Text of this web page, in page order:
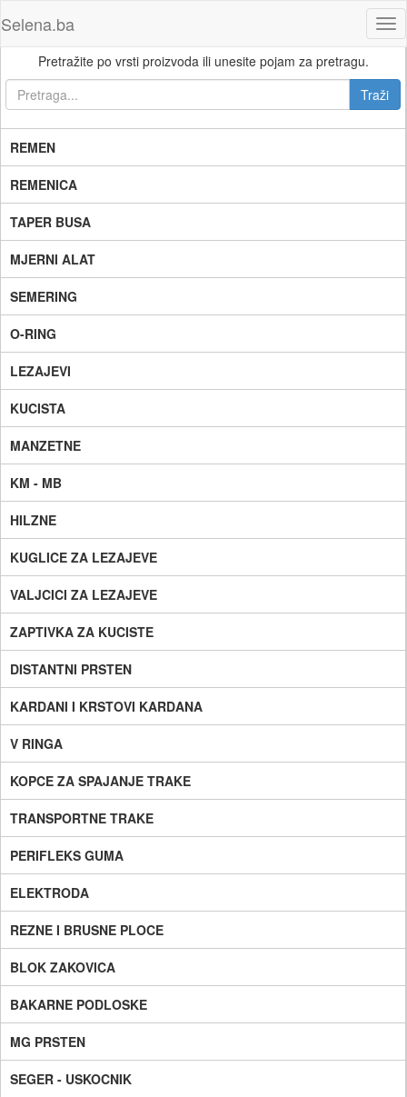
Selena.ba
Pretražite po vrsti proizvoda ili unesite pojam za pretragu.
REMEN
REMENICA
TAPER BUSA
MJERNI ALAT
SEMERING
O-RING
LEZAJEVI
KUCISTA
MANZETNE
KM - MB
HILZNE
KUGLICE ZA LEZAJEVE
VALJCICI ZA LEZAJEVE
ZAPTIVKA ZA KUCISTE
DISTANTNI PRSTEN
KARDANI I KRSTOVI KARDANA
V RINGA
KOPCE ZA SPAJANJE TRAKE
TRANSPORTNE TRAKE
PERIFLEKS GUMA
ELEKTRODA
REZNE I BRUSNE PLOCE
BLOK ZAKOVICA
BAKARNE PODLOSKE
MG PRSTEN
SEGER - USKOCNIK